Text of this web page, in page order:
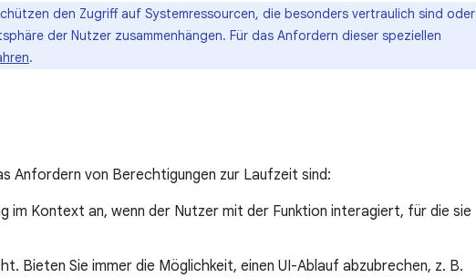
den Zugriff auf Systemressourcen, die besonders vertraulich sind oder
der Nutzer zusammenhängen. Für das Anfordern dieser speziellen
.
Anfordern von Berechtigungen zur Laufzeit sind:
im Kontext an, wenn der Nutzer mit der Funktion interagiert, für die sie
Bieten Sie immer die Möglichkeit, einen UI-Ablauf abzubrechen, z. B.